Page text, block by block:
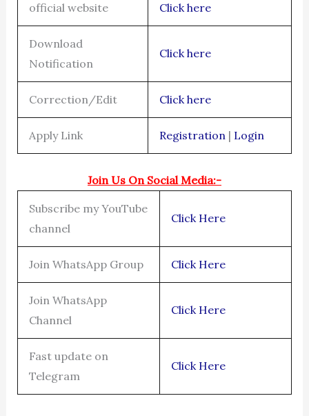
official website Click here
Download
Notification
Click here
Correction/Edit Click here
Apply Link Registration| Login
Join Us On Social Media:-
Subscribe my YouTube
channel
Click Here
Join WhatsApp Group Click Here
Join WhatsApp
Channel
Click Here
Fast update on
Telegram
Click Here